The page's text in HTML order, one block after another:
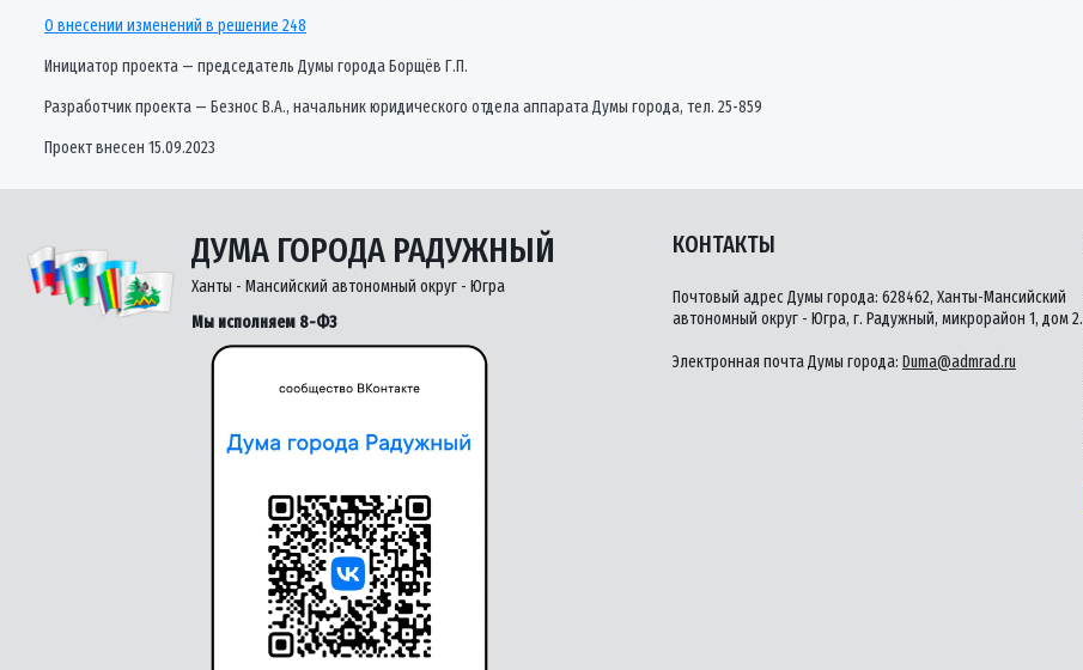
О внесении изменений в решение 248
Инициатор проекта — председатель Думы города Борщёв Г.П.
Разработчик проекта — Безнос В.А., начальник юридического отдела аппарата Думы города, тел. 25-859
Проект внесен 15.09.2023
ДУМА ГОРОДА РАДУЖНЫЙ
Ханты - Мансийский автономный округ - Югра
Мы исполняем 8-ФЗ
КОНТАКТЫ
Почтовый адрес Думы города: 628462, Ханты-Мансийский
автономный округ - Югра, г. Радужный, микрорайон 1, дом 2.
Электронная почта Думы города: Duma@admrad.ru